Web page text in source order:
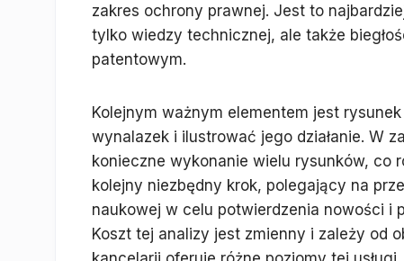
zakres ochrony prawnej. Jest to
tylko wiedzy technicznej, ale także
patentowym.
Kolejnym ważnym elementem jest
wynalazek i ilustrować jego działanie. W
konieczne wykonanie wielu rysunków, co
kolejny niezbędny krok, polegający na
naukowej w celu potwierdzenia nowości i
Koszt tej analizy jest zmienny i zależy od